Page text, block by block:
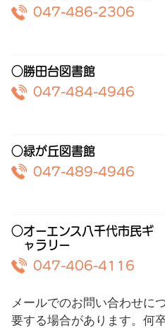
047-486-2306
○勝田台図書館
047-484-4946
○緑が丘図書館
047-489-4946
○オーエンス八千代市民ギ
ャラリー
047-406-4116
メールでのお問い合わせに
要する場合があります。何